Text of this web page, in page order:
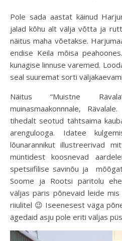
Pole sada aastat käinud Harjumaa muuseumis, nüüd tuli
jalad kõhu alt välja võtta ja
näitus maha võetakse.
endise Keila mõisa
kunagise linnuse varemed.
seal suuremat sorti
Näitus “Muistne
muinasmaakonnnale,
tihedalt seotud tähtsaima
arengulooga. Idatee
lõunarannikut illustreerivad
müntidest koosnevad
spetsiifilise savinõu ja
Soome ja Rootsi päritolu
väljas päris põnevaid leide
riiulitel 😉 Iseenesest väga
ägedaid asju pole eriti väljas